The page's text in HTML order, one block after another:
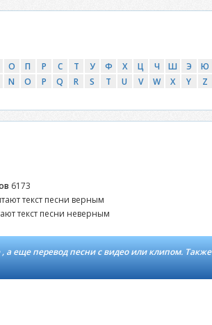
О П Р С Т У Ф Х Ц Ч Ш Э Ю
N O P Q R S T U V W X Y Z
6173
текст песни верным
текст песни неверным
а еще перевод песни с видео или клипом. Также